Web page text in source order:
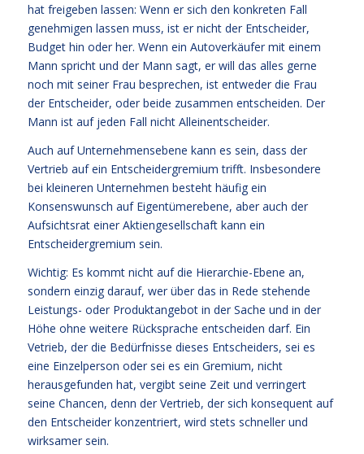
hat freigeben lassen: Wenn er sich den konkreten Fall
genehmigen lassen muss, ist er nicht der Entscheider,
Budget hin oder her. Wenn ein Autoverkäufer mit einem
Mann spricht und der Mann sagt, er will das alles gerne
noch mit seiner Frau besprechen, ist entweder die Frau
der Entscheider, oder beide zusammen entscheiden. Der
Mann ist auf jeden Fall nicht Alleinentscheider.
Auch auf Unternehmensebene kann es sein, dass der
Vertrieb auf ein Entscheidergremium trifft. Insbesondere
bei kleineren Unternehmen besteht häufig ein
Konsenswunsch auf Eigentümerebene, aber auch der
Aufsichtsrat einer Aktiengesellschaft kann ein
Entscheidergremium sein.
Wichtig: Es kommt nicht auf die Hierarchie-Ebene an,
sondern einzig darauf, wer über das in Rede stehende
Leistungs- oder Produktangebot in der Sache und in der
Höhe ohne weitere Rücksprache entscheiden darf. Ein
Vetrieb, der die Bedürfnisse dieses Entscheiders, sei es
eine Einzelperson oder sei es ein Gremium, nicht
herausgefunden hat, vergibt seine Zeit und verringert
seine Chancen, denn der Vertrieb, der sich konsequent auf
den Entscheider konzentriert, wird stets schneller und
wirksamer sein.